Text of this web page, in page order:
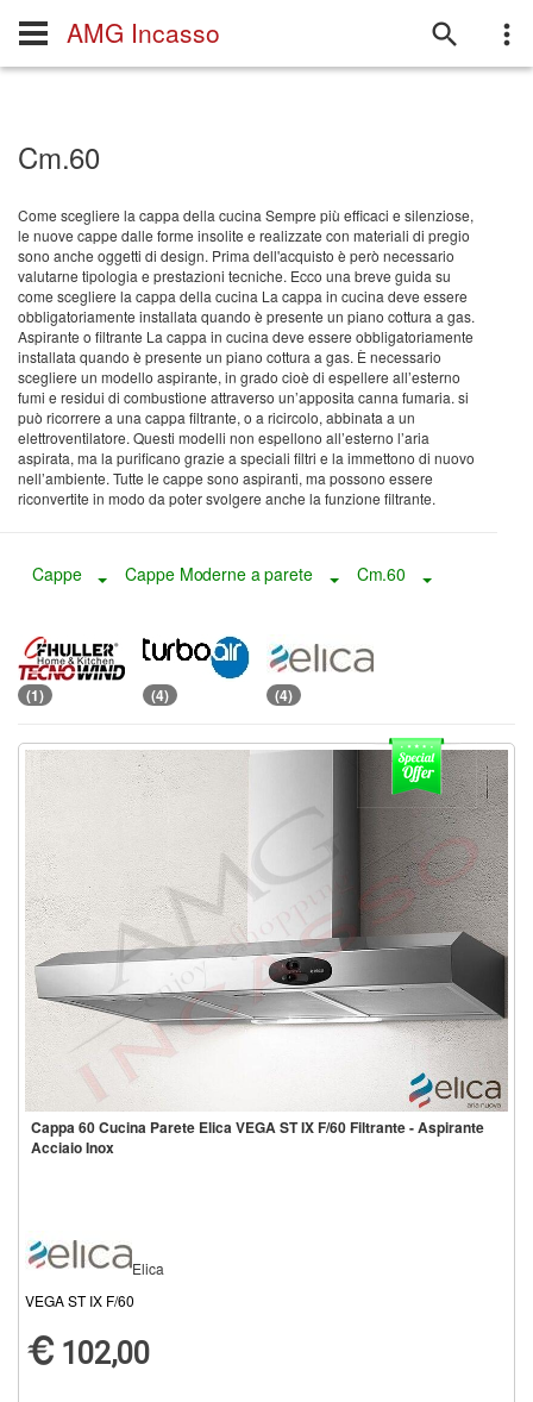
AMG Incasso
Cm.60
Come scegliere la cappa della cucina Sempre più efficaci e silenziose,
le nuove cappe dalle forme insolite e realizzate con materiali di pregio
sono anche oggetti di design. Prima dell'acquisto è però necessario
valutarne tipologia e prestazioni tecniche. Ecco una breve guida su
come scegliere la cappa della cucina La cappa in cucina deve essere
obbligatoriamente installata quando è presente un piano cottura a gas.
Aspirante o filtrante La cappa in cucina deve essere obbligatoriamente
installata quando è presente un piano cottura a gas. È necessario
scegliere un modello aspirante, in grado cioè di espellere all’esterno
fumi e residui di combustione attraverso un’apposita canna fumaria. si
può ricorrere a una cappa filtrante, o a ricircolo, abbinata a un
elettroventilatore. Questi modelli non espellono all’esterno l’aria
aspirata, ma la purificano grazie a speciali filtri e la immettono di nuovo
nell’ambiente. Tutte le cappe sono aspiranti, ma possono essere
riconvertite in modo da poter svolgere anche la funzione filtrante.
Cappe Toggle Dropdown
Cappe Moderne a parete Toggle Dropdown
Cm.60 Toggle
(1) (4) (4)
Cappa 60 Cucina Parete Elica VEGA ST IX F/60 Filtrante - Aspirante
Acciaio Inox
Elica
VEGA ST IX F/60
102,00